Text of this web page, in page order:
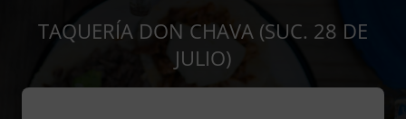
TAQUERÍA DON CHAVA (SUC. 28 DE
JULIO)